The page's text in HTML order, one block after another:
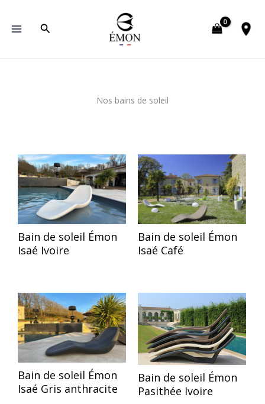
contenu
Rechercher
Nos bains de soleil
Bain de soleil Émon
Isaé Ivoire
Bain de soleil Émon
Isaé Café
Bain de soleil Émon
Isaé Gris anthracite
Bain de soleil Émon
Pasithée Ivoire